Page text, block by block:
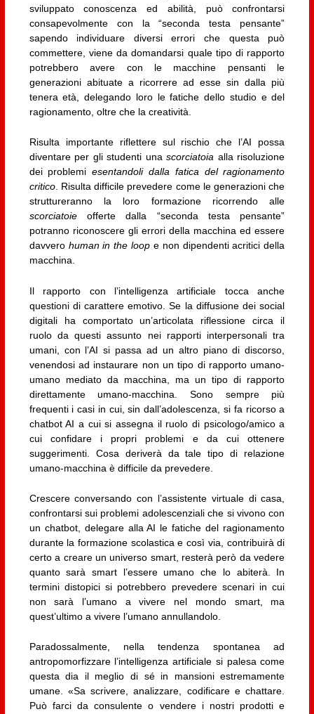
sviluppato conoscenza ed abilità, può confrontarsi
consapevolmente con la “seconda testa pensante”
sapendo individuare diversi errori che questa può
commettere, viene da domandarsi quale tipo di rapporto
potrebbero avere con le macchine pensanti le
generazioni abituate a ricorrere ad esse sin dalla più
tenera età, delegando loro le fatiche dello studio e del
ragionamento, oltre che la creatività.
Risulta importante riflettere sul rischio che l’AI possa
diventare per gli studenti unascorciatoia alla risoluzione
dei problemiesentandoli dalla fatica del ragionamento
critico. Risulta difficile prevedere come le generazioni che
struttureranno la loro formazione ricorrendo alle
scorciatoieofferte dalla “seconda testa pensante”
potranno riconoscere gli errori della macchina ed essere
davvero human in the loop e non dipendenti acritici della
macchina.
Il rapporto con l’intelligenza artificiale tocca anche
questioni di carattere emotivo. Se la diffusione dei social
digitali ha comportato un’articolata riflessione circa il
ruolo da questi assunto nei rapporti interpersonali tra
umani, con l’AI si passa ad un altro piano di discorso,
venendosi ad instaurare non un tipo di rapporto umano-
umano mediato da macchina, ma un tipo di rapporto
direttamente umano-macchina. Sono sempre più
frequenti i casi in cui, sin dall’adolescenza, si fa ricorso a
chatbot AI a cui si assegna il ruolo di psicologo/amico a
cui confidare i propri problemi e da cui ottenere
suggerimenti. Cosa deriverà da tale tipo di relazione
umano-macchina è difficile da prevedere.
Crescere conversando con l’assistente virtuale di casa,
confrontarsi sui problemi adolescenziali che si vivono con
un chatbot, delegare alla AI le fatiche del ragionamento
durante la formazione scolastica e così via, contribuirà di
certo a creare un universo smart, resterà però da vedere
quanto sarà smart l’essere umano che lo abiterà. In
termini distopici si potrebbero prevedere scenari in cui
non sarà l’umano a vivere nel mondo smart, ma
quest’ultimo a vivere l’umano annullandolo.
Paradossalmente, nella tendenza spontanea ad
antropomorfizzare l’intelligenza artificiale si palesa come
questa dia il meglio di sé in mansioni estremamente
umane. «Sa scrivere, analizzare, codificare e chattare.
Può farci da consulente o vendere i nostri prodotti e